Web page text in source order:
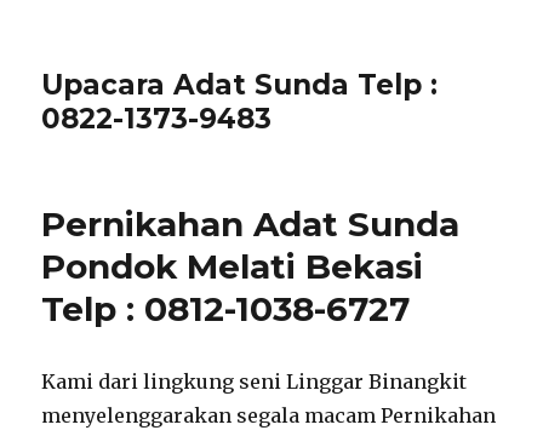
Upacara Adat Sunda Telp :
0822-1373-9483
Pernikahan Adat Sunda
Pondok Melati Bekasi
Telp : 0812-1038-6727
Kami dari lingkung seni Linggar Binangkit
menyelenggarakan segala macam Pernikahan